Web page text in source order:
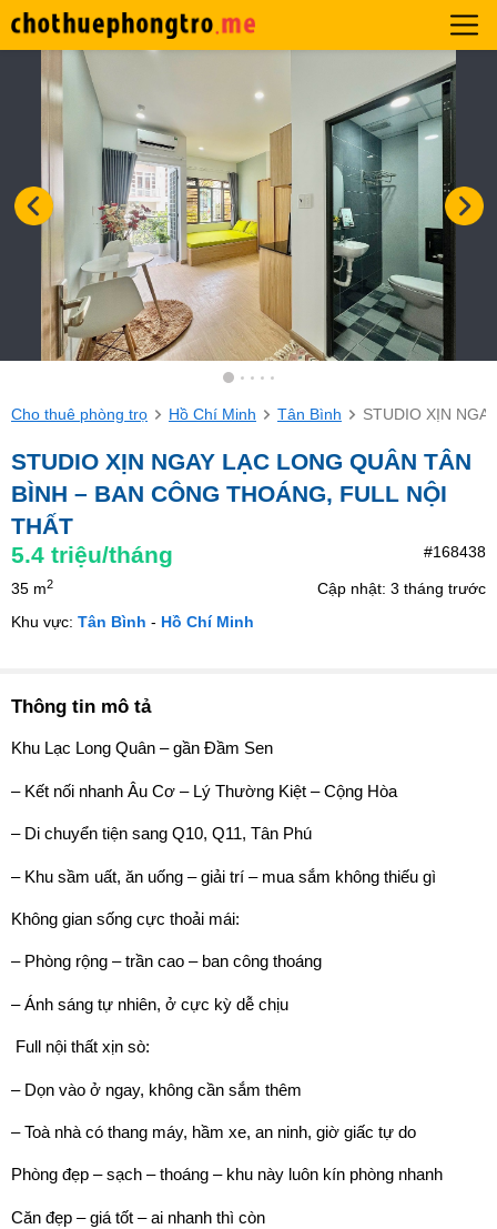
Cho thuê phòng trọ Hồ Chí Minh Tân Bình STUDIO XỊN
STUDIO XỊN NGAY LẠC LONG QUÂN TÂN
BÌNH – BAN CÔNG THOÁNG, FULL NỘI
THẤT
5.4 triệu/tháng #168438
35 m2
Cập nhật: 3 tháng trước
Khu vực: Tân Bình - Hồ Chí Minh
Thông tin mô tả
Khu Lạc Long Quân – gần Đầm Sen
– Kết nối nhanh Âu Cơ – Lý Thường Kiệt – Cộng Hòa
– Di chuyển tiện sang Q10, Q11, Tân Phú
– Khu sầm uất, ăn uống – giải trí – mua sắm không thiếu gì
Không gian sống cực thoải mái:
– Phòng rộng – trần cao – ban công thoáng
– Ánh sáng tự nhiên, ở cực kỳ dễ chịu
️ Full nội thất xịn sò:
– Dọn vào ở ngay, không cần sắm thêm
– Toà nhà có thang máy, hầm xe, an ninh, giờ giấc tự do
Phòng đẹp – sạch – thoáng – khu này luôn kín phòng nhanh
Căn đẹp – giá tốt – ai nhanh thì còn